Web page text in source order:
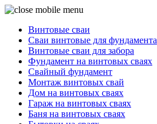
Винтовые сваи
Сваи винтовые для фундамента
Винтовые сваи для забора
Фундамент на винтовых сваях
Свайный фундамент
Монтаж винтовых свай
Дом на винтовых сваях
Гараж на винтовых сваях
Баня на винтовых сваях